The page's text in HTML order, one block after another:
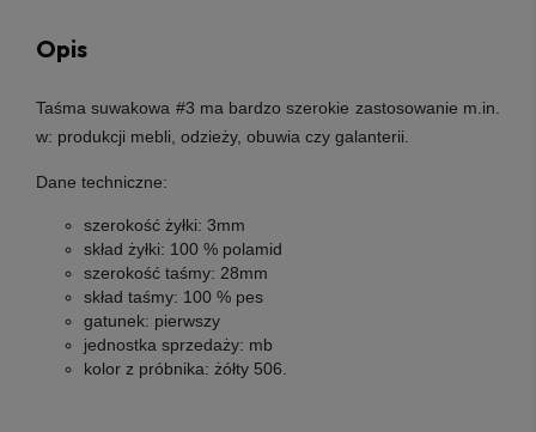
Opis
Taśma suwakowa #3 ma bardzo szerokie zastosowanie m.in.
w: produkcji mebli, odzieży, obuwia czy galanterii.
Dane techniczne:
szerokość żyłki: 3mm
skład żyłki: 100 % polamid
szerokość taśmy: 28mm
skład taśmy: 100 % pes
gatunek: pierwszy
jednostka sprzedaży: mb
kolor z próbnika: żółty 506.